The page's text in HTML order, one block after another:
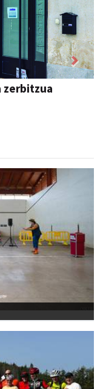
Next